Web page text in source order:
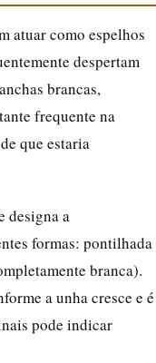
atuar como espelhos
despertam
brancas,
frequente na
que estaria
designa a
formas: pontilhada
branca).
a unha cresce e é
pode indicar